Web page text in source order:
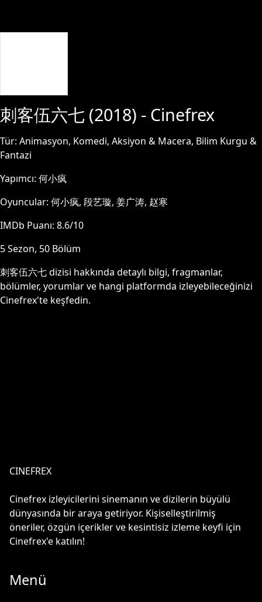
刺客伍六七 (2018) - Cinefrex
Tür: Animasyon, Komedi, Aksiyon & Macera, Bilim Kurgu &
Fantazi
Yapımcı: 何小疯
Oyuncular: 何小疯, 段艺璇, 姜广涛, 赵寒
IMDb Puanı: 8.6/10
5Sezon, 50 Bölüm
刺客伍六七dizisi hakkında detaylı bilgi, fragmanlar,
bölümler, yorumlar ve hangi platformda izleyebileceğinizi
Cinefrex'te keşfedin.
CINEFREX
Cinefrex izleyicilerini sinemanın ve dizilerin büyülü
dünyasında bir araya getiriyor. Kişiselleştirilmiş
öneriler, özgün içerikler ve kesintisiz izleme keyfi için
Cinefrex'e katılın!
Menü